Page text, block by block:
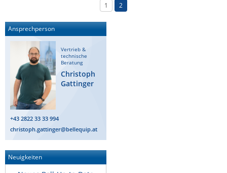
1 2
Ansprechperson
Vertrieb &
technische
Beratung
Christoph
Gattinger
+43 2822 33 33 994
christoph.gattinger@bellequip.at
Neuigkeiten